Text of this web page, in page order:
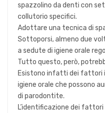
spazzolino da denti con
collutorio specifici.
Adottare una tecnica di
Sottoporsi, almeno due
a sedute di igiene orale
Tutto questo, però,
Esistono infatti dei fattori
igiene orale che possono
di parodontite.
L’identificazione dei